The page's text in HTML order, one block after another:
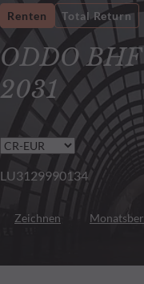
ODDO
2031
Renten Total Return
LU3129990134
Zeichnen